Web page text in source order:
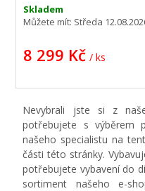
Skladem
Můžete mít: Středa
8 299 Kč / ks
Nevybrali jste si z
potřebujete s výběrem
našeho specialistu na
části této stránky.
potřebujete vybavení do
sortiment našeho e-